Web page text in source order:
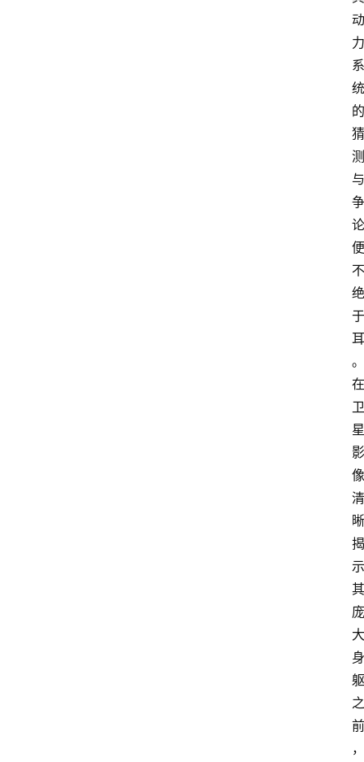
动
力
系
统
的
猜
测
与
争
论
便
不
绝
于
耳
。
在
卫
星
影
像
清
晰
揭
示
其
庞
大
身
躯
之
前
，